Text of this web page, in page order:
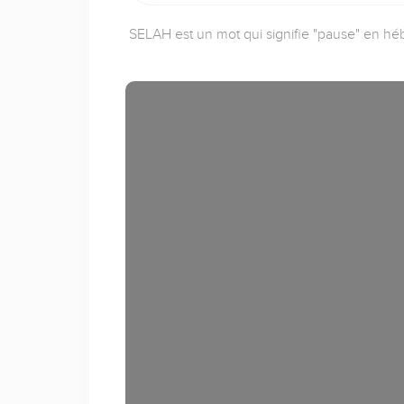
SELAH est un mot qui signifie "pause" en